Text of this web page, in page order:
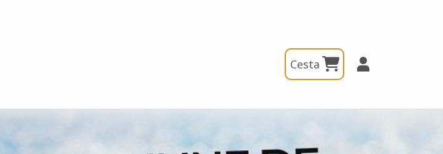
Cesta